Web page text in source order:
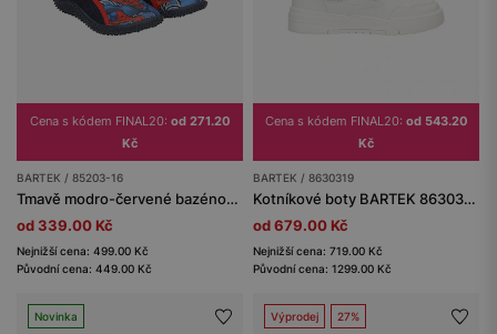
Cena s kódem FINAL20: od 271.20
Kč
BARTEK / 85203-16
Tmavě modro-červené bazénové boty Spider-Man BARTEK 85203-16
od 339.00 Kč
Nejnižší cena: 499.00 Kč
Původní cena: 449.00 Kč
Cena s kódem FINAL20: od 543.20
Kč
BARTEK / 8630319
Kotníkové boty BARTEK 86303-19, bílé
od 679.00 Kč
Nejnižší cena: 719.00 Kč
Původní cena: 1299.00 Kč
Novinka Výprodej 27%